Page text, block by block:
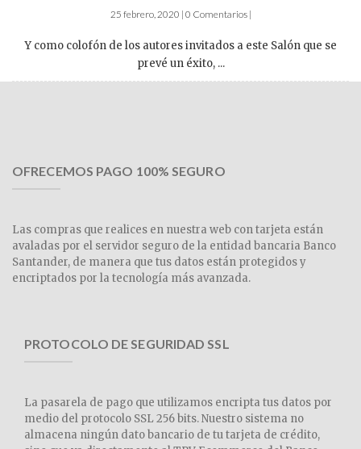
25 febrero, 2020 | 0 Comentarios |
Y como colofón de los autores invitados a este Salón que se
prevé un éxito, ...
OFRECEMOS PAGO 100% SEGURO
Las compras que realices en nuestra web con tarjeta están
avaladas por el servidor seguro de la entidad bancaria Banco
Santander, de manera que tus datos están protegidos y
encriptados por la tecnología más avanzada.
PROTOCOLO DE SEGURIDAD SSL
La pasarela de pago que utilizamos encripta tus datos por
medio del protocolo SSL 256 bits. Nuestro sistema no
almacena ningún dato bancario de tu tarjeta de crédito,